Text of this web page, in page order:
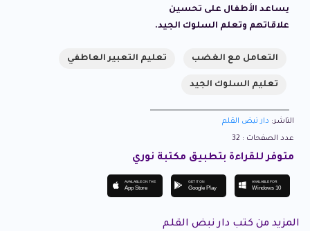
يساعد الأطفال على تحسين
علاقاتهم وتعلم السلوك الجيد.
التعامل مع الغضب تعليم التعبير العاطفي
تعليم السلوك الجيد
الناشر: دار نبض القلم
عدد الصفحات : 32
متوفر للقراءة بتطبيق مكتبة نوري
AVAILABLE ON THE
App Store
GET IT ON
Google Play
AVAILABLE FOR
Windows 10
المزيد من كتب دار نبض القلم